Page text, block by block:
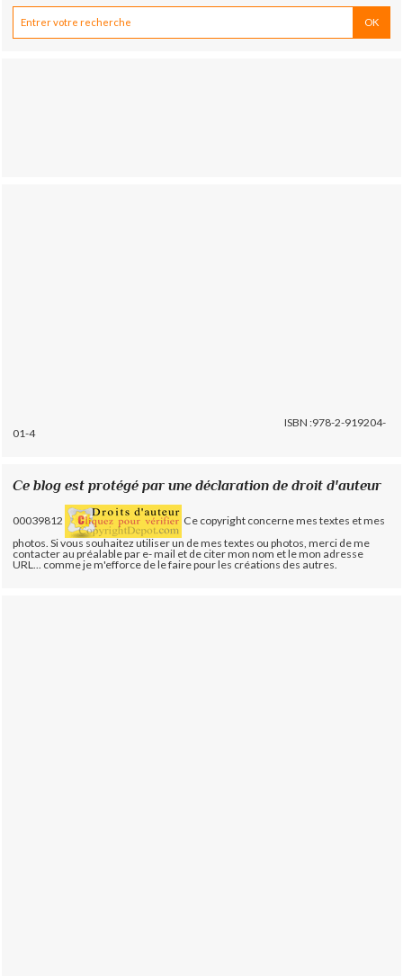
ISBN :978-2-919204-
01-4
Ce blog est protégé par une déclaration de droit d'auteur
00039812
Ce copyright concerne mes textes et mes
photos. Si vous souhaitez utiliser un de mes textes ou photos, merci de me
contacter au préalable par e- mail et de citer mon nom et le mon adresse
URL... comme je m'efforce de le faire pour les créations des autres.